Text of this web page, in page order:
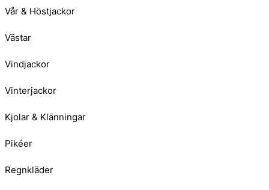
Vår & Höstjackor
Västar
Vindjackor
Vinterjackor
Kjolar & Klänningar
Pikéer
Regnkläder